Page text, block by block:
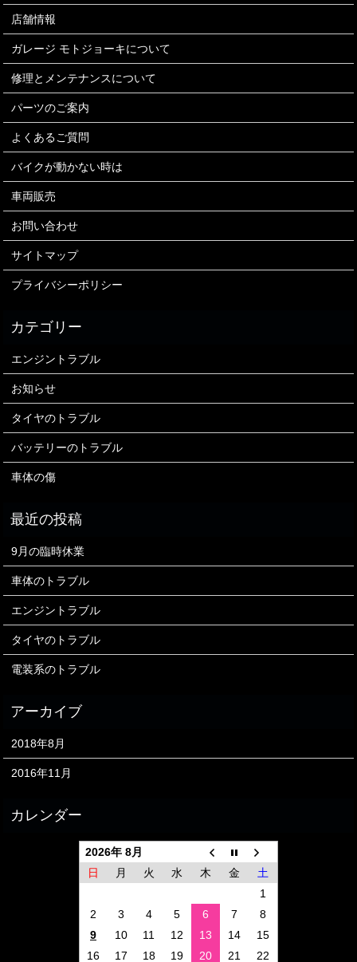
店舗情報
ガレージ モトジョーキについて
修理とメンテナンスについて
パーツのご案内
よくあるご質問
バイクが動かない時は
車両販売
お問い合わせ
サイトマップ
プライバシーポリシー
エンジントラブル
お知らせ
タイヤのトラブル
バッテリーのトラブル
車体の傷
9月の臨時休業
車体のトラブル
エンジントラブル
タイヤのトラブル
電装系のトラブル
2018年8月
2016年11月
2026年 8月
日
月 火 水 木 金
土
1
2
3 4 5 6 7
8
9
10 11 12 13 14
15
16
17 18 19 20 21 22